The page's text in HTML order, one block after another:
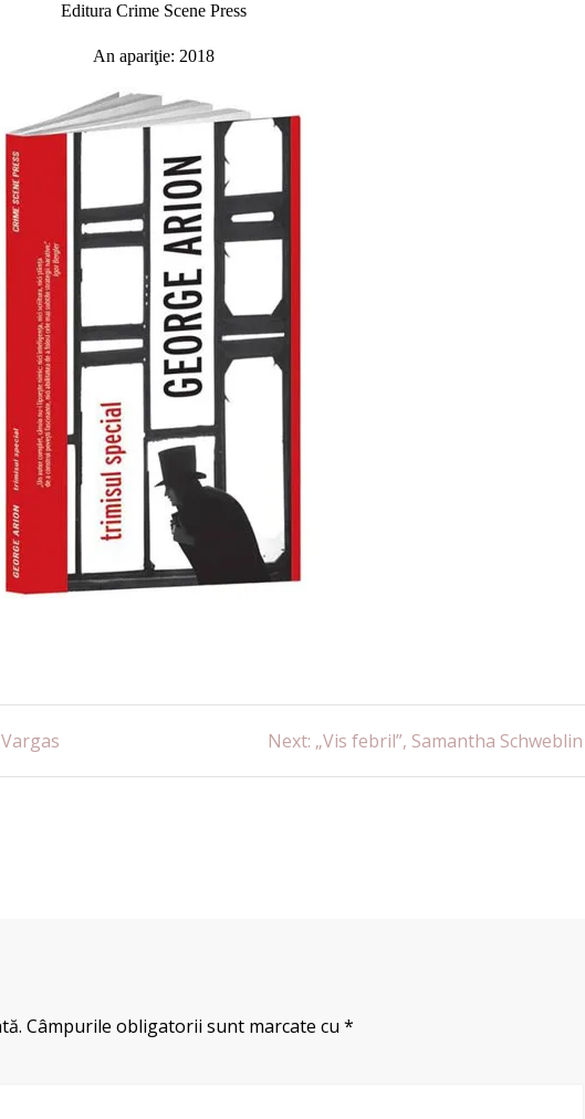
Editura Crime Scene Press
An apariţie: 2018
Next: Next
„Vis febril”, Samantha Schweblin
Câmpurile obligatorii sunt marcate cu*